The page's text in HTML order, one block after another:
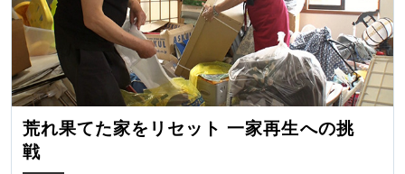
荒れ果てた家をリセット 一家再生への挑
戦